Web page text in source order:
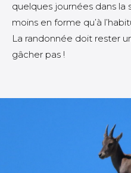
quelques journées dans la
moins en forme qu’à
La randonnée doit rester
gâcher pas !